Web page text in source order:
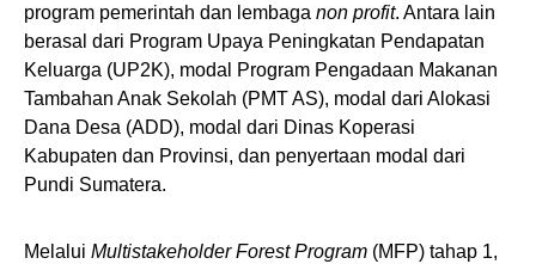
program pemerintah dan lembaga non profit. Antara lain
berasal dari Program Upaya Peningkatan Pendapatan
Keluarga (UP2K), modal Program Pengadaan Makanan
Tambahan Anak Sekolah (PMT AS), modal dari Alokasi
Dana Desa (ADD), modal dari Dinas Koperasi
Kabupaten dan Provinsi, dan penyertaan modal dari
Pundi Sumatera.
Melalui Multistakeholder Forest Program (MFP) tahap 1,